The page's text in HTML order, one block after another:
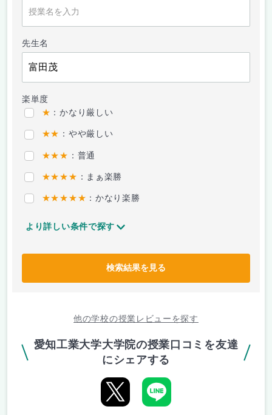
先生名
楽単度
★ ：かなり厳しい
★★ ：やや厳しい
★★★ ：普通
★★★★ ：まぁ楽勝
★★★★★ ：かなり楽勝
より詳しい条件で探す
検索結果を見る
他の学校の授業レビューを探す
愛知工業大学大学院の授業口コミを友達
にシェアする